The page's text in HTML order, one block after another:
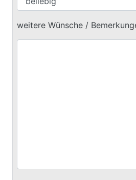
weitere Wünsche /